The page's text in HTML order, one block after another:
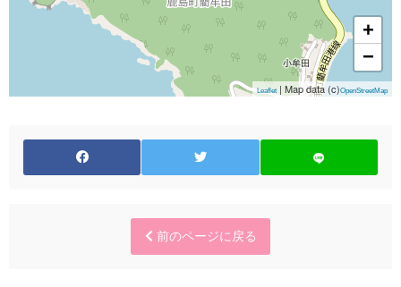
+
−
Leaflet | Map data (c)OpenStreetMap
前のページに戻る